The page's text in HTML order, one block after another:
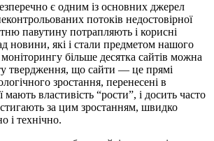
є одним із основних джерел
потоків недостовірної
павутину потрапляють і корисні
новини, які і стали предметом нашого
більше десятка сайтів можна
твердження, що сайти — це прямі
зростання, перенесені в
мають властивість “рости”, і досить часто
за цим зростанням, швидко
і технічно.